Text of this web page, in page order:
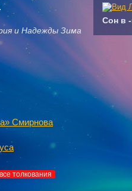
и Надежды Зима
Смирнова
толкования
Сон в